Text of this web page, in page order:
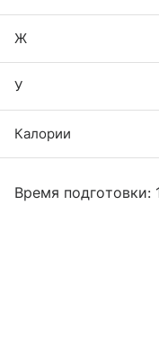
Ж
У
Калории
Время подготовки: